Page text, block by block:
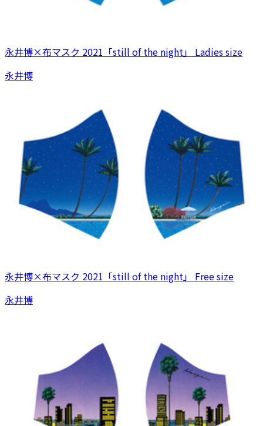
永井博×布マスク 2021「still of the night」 Ladies size
永井博
永井博×布マスク 2021「still of the night」 Free size
永井博